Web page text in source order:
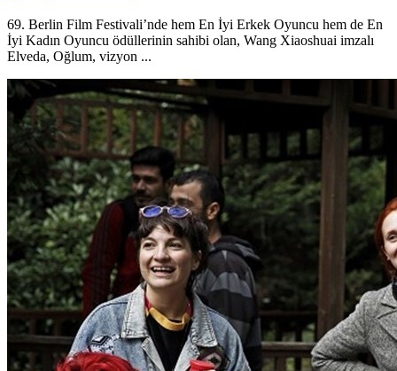
69. Berlin Film Festivali’nde hem En İyi Erkek Oyuncu hem de En
İyi Kadın Oyuncu ödüllerinin sahibi olan, Wang Xiaoshuai imzalı
Elveda, Oğlum, vizyon ...